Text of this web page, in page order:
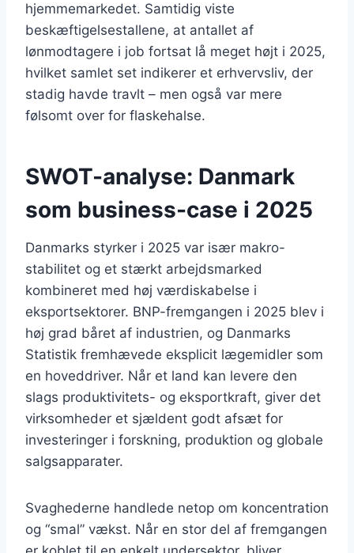
hjemmemarkedet. Samtidig viste
beskæftigelsestallene, at antallet af
lønmodtagere i job fortsat lå meget højt i 2025,
hvilket samlet set indikerer et erhvervsliv, der
stadig havde travlt – men også var mere
følsomt over for flaskehalse.
SWOT-analyse: Danmark
som business-case i 2025
Danmarks styrker i 2025 var især makro-
stabilitet og et stærkt arbejdsmarked
kombineret med høj værdiskabelse i
eksportsektorer. BNP-fremgangen i 2025 blev i
høj grad båret af industrien, og Danmarks
Statistik fremhævede eksplicit lægemidler som
en hoveddriver. Når et land kan levere den
slags produktivitets- og eksportkraft, giver det
virksomheder et sjældent godt afsæt for
investeringer i forskning, produktion og globale
salgsapparater.
Svaghederne handlede netop om koncentration
og “smal” vækst. Når en stor del af fremgangen